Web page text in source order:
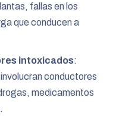
fallas en los
que conducen a
intoxicados:
conductores
medicamentos